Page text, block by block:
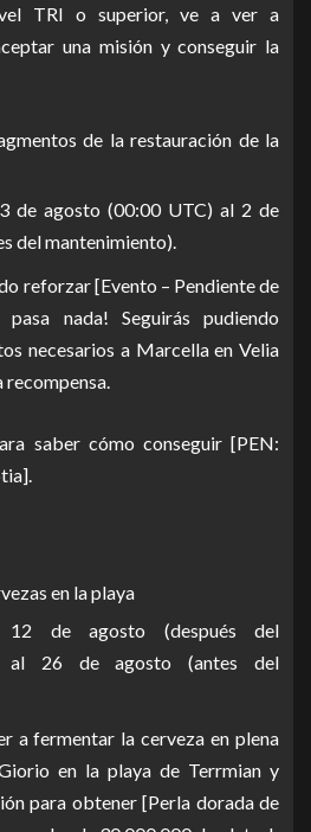
TRI o superior, ve a ver a
una misión y conseguir la
de la restauración de la
de agosto (00:00 UTC) al 2 de
del mantenimiento).
reforzar [Evento – Pendiente de
pasa nada! Seguirás pudiendo
necesarios a Marcella en Velia
saber cómo conseguir [PEN:
en la playa
12 de agosto (después del
al 26 de agosto (antes del
a fermentar la cerveza en plena
en la playa de Terrmian y
para obtener [Perla dorada de